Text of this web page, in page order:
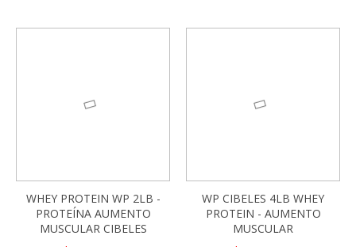
WHEY PROTEIN WP 2LB -
PROTEÍNA AUMENTO
MUSCULAR CIBELES
WP CIBELES 4LB WHEY
PROTEIN - AUMENTO
MUSCULAR